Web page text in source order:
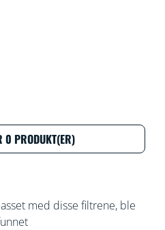
0 PRODUKT(ER)
med disse filtrene, ble